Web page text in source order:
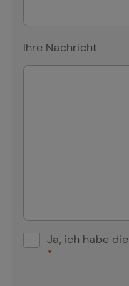
Ihre Nachricht
Ja, ich habe die
*